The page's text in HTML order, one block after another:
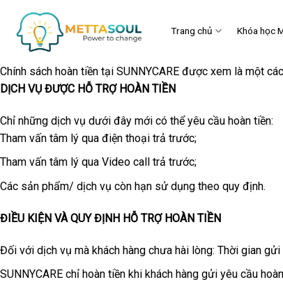
content
Trang chủ Khóa học
Chính sách hoàn tiền tại SUNNYCARE được xem là một
DỊCH VỤ ĐƯỢC HỖ TRỢ HOÀN TIỀN
Chỉ những dịch vụ dưới đây mới có thể yêu cầu hoàn tiền:
Tham vấn tâm lý qua điện thoại trả trước;
Tham vấn tâm lý qua Video call trả trước;
Các sản phẩm/ dịch vụ còn hạn sử dụng theo quy định.
ĐIỀU KIỆN VÀ QUY ĐỊNH HỖ TRỢ HOÀN TIỀN
Đối với dịch vụ mà khách hàng chưa hài lòng: Thời gian
SUNNYCARE chỉ hoàn tiền khi khách hàng gửi yêu cầu